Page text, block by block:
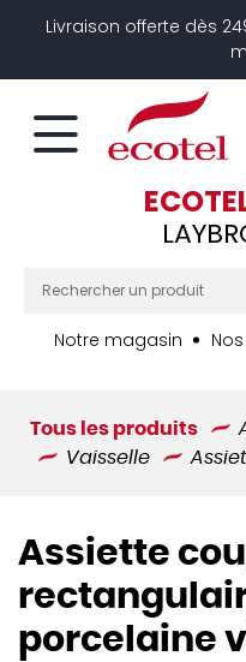
Livraison offerte dès
Notre magasin
Tous les produits
Vaisselle
Assiette
porcelaine
Panneau de gestion des